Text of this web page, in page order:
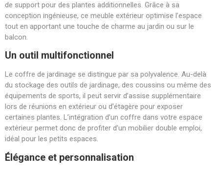
de support pour des plantes additionnelles. Grâce à sa
conception ingénieuse, ce meuble extérieur optimise l’espace
tout en apportant une touche de charme au jardin ou sur le
balcon.
Un outil multifonctionnel
Le coffre de jardinage se distingue par sa polyvalence. Au-delà
du stockage des outils de jardinage, des coussins ou même des
équipements de sports, il peut servir d’assise supplémentaire
lors de réunions en extérieur ou d’étagère pour exposer
certaines plantes. L’intégration d’un coffre dans votre espace
extérieur permet donc de profiter d’un mobilier double emploi,
idéal pour les petits espaces.
Élégance et personnalisation